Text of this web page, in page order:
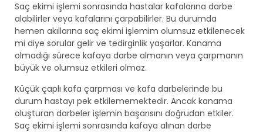
Saç ekimi işlemi sonrasında hastalar kafalarına darbe
alabilirler veya kafalarını çarpabilirler. Bu durumda
hemen akıllarına saç ekimi işlemim olumsuz etkilenecek
mi diye sorular gelir ve tedirginlik yaşarlar. Kanama
olmadığı sürece kafaya darbe almanın veya çarpmanın
büyük ve olumsuz etkileri olmaz.
Küçük çaplı kafa çarpması ve kafa darbelerinde bu
durum hastayı pek etkilememektedir. Ancak kanama
oluşturan darbeler işlemin başarısını doğrudan etkiler.
Saç ekimi işlemi sonrasında kafaya alınan darbe